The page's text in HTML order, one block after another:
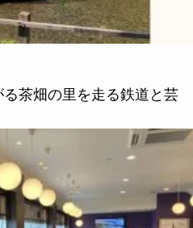
二人三脚でつなぐ93年目